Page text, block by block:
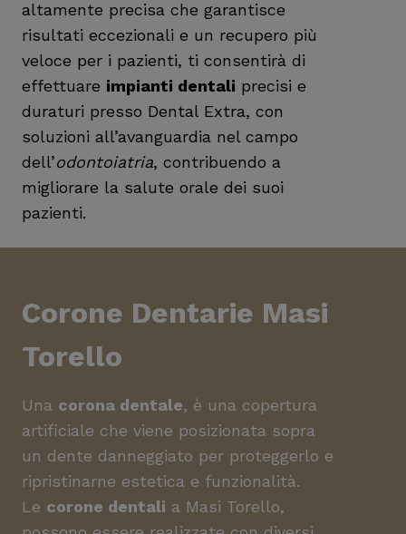
altamente precisa che garantisce
risultati eccezionali e un recupero più
veloce per i pazienti, ti consentirà di
effettuare impianti dentali precisi e
duraturi presso Dental Extra, con
soluzioni all’avanguardia nel campo
dell’odontoiatria, contribuendo a
migliorare la salute orale dei suoi
pazienti.
Corone Dentarie Masi
Torello
Una corona dentale, è una copertura
artificiale che viene posizionata sopra
un dente danneggiato per proteggerlo e
ripristinarne estetica e funzionalità.
Le corone dentali a Masi Torello,